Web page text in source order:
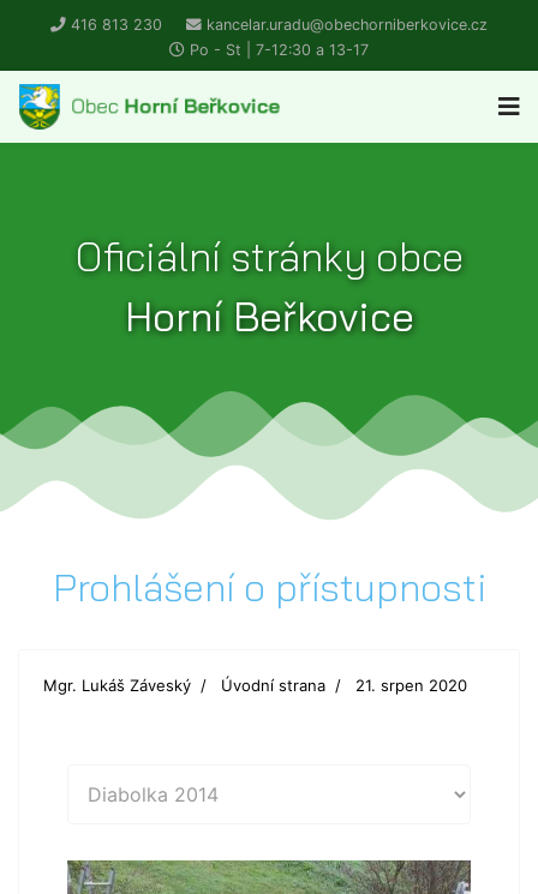
416 813 230
kancelar.uradu@obechorniberkovice.cz
Po - St | 7-12:30 a 13-17
Oficiální stránky obce
Horní Beřkovice
Prohlášení o přístupnosti
Mgr. Lukáš Záveský Úvodní strana 21. srpen 2020